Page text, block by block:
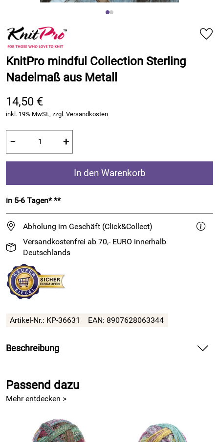
KnitPro mindful Collection Sterling
Nadelmaß aus Metall
14,50 €
inkl. 19% MwSt., zzgl. Versandkosten
− +
In den Warenkorb
in 5-6 Tagen* **
Abholung im Geschäft (Click&Collect)
Versandkostenfrei ab 70,- EURO innerhalb
Deutschlands
Artikel-Nr.: KP-36631 EAN: 8907628063344
Beschreibung
Ein praktisches Hilfsmittel das in keinem Strickkorb fehlen
sollte!
können die Stärken der Stricknadeln schnell und bequem
überprüft werden. Es ist ein praktisches Hilfsmittel auf der
Passend dazu
Mehr entdecken >